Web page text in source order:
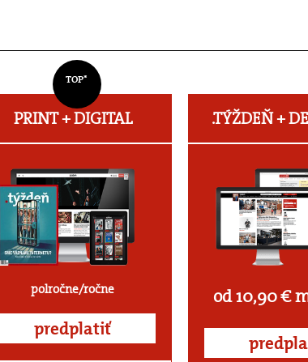
TOP*
PRINT + DIGITAL
polročne/ročne
predplatiť
.TÝŽDEŇ +
od 10,90 €